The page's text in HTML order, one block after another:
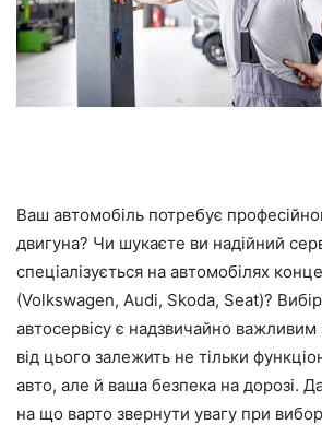
Ваш автомобіль потребує
двигуна? Чи шукаєте ви надійний
спеціалізується на автомобілях
(Volkswagen, Audi, Skoda, Seat)?
автосервісу є надзвичайно
від цього залежить не тільки
авто, але й ваша безпека на дорозі.
на що варто звернути увагу при